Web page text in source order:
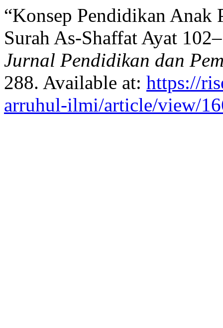
“Konsep Pendidikan Anak
Surah As-Shaffat Ayat
Jurnal Pendidikan dan
288. Available at: https://
arruhul-ilmi/article/view/